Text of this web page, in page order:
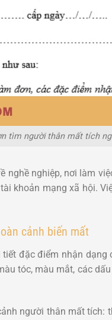
tìm người thân mất tích
nghề nghiệp, nơi làm
khoản mạng xã hội.
cảnh biến mất
đặc điểm nhận
tóc, màu mắt, các
người thân mất tích: